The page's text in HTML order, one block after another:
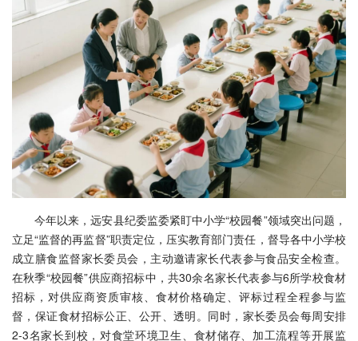
今年以来，远安县纪委监委紧盯中小学“校园餐”领域突出问题，
立足“监督的再监督”职责定位，压实教育部门责任，督导各中小学校
成立膳食监督家长委员会，主动邀请家长代表参与食品安全检查。
在秋季“校园餐”供应商招标中，共30余名家长代表参与6所学校食材
招标，对供应商资质审核、食材价格确定、评标过程全程参与监
督，保证食材招标公正、公开、透明。同时，家长委员会每周安排
2-3名家长到校，对食堂环境卫生、食材储存、加工流程等开展监